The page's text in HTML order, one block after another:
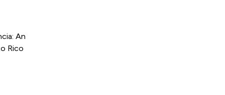
An
Rico